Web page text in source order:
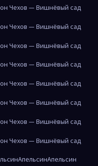
Чехов — Вишнёвый сад
Чехов — Вишнёвый сад
Чехов — Вишнёвый сад
Чехов — Вишнёвый сад
Чехов — Вишнёвый сад
Чехов — Вишнёвый сад
Чехов — Вишнёвый сад
Чехов — Вишнёвый сад
АпельсинАпельсин